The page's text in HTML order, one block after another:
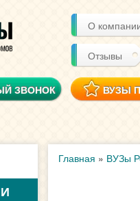
О
Отзывы
ЗВОНОК ВУЗЫ
Главная » ВУЗы